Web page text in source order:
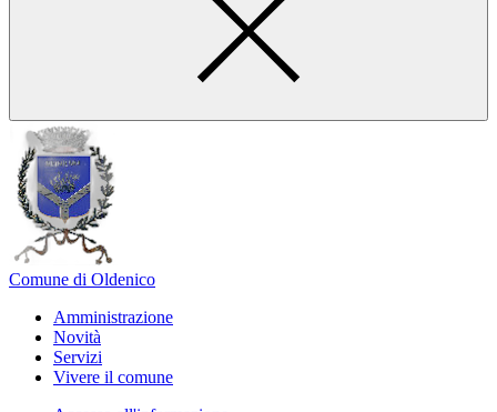
Comune di Oldenico
Amministrazione
Novità
Servizi
Vivere il comune